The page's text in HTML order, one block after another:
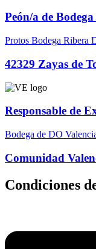
Peón/a de
Protos Bodega Ribera
42329 Zayas de
Responsable de
Bodega de DO
Comunidad
Condiciones